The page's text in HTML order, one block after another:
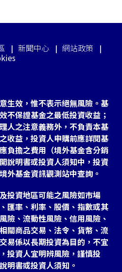
新聞中心
網站政策
生效，惟不表示絕無風險。基
不保證基金之最低投資收益；
人之注意義務外，不負責本基
收益，投資人申購前應詳閱基
負擔之費用（境外基金含分銷
說明書或投資人須知中，投資
外基金資訊觀測站中查詢。
投資地區可能之風險如市場
匯率、利率、股價、指數或其
險、流動性風險、信用風險、
關商品交易、法令、貨幣、流
易係以長期投資為目的，不宜
投資人宜明辨風險，謹慎投
明書或投資人須知。